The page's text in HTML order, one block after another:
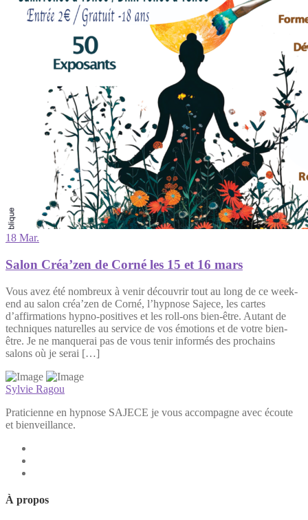
18 Mar.
Salon Créa’zen de Corné les 15 et 16 mars
Vous avez été nombreux à venir découvrir tout au long de ce week-
end au salon créa’zen de Corné, l’hypnose Sajece, les cartes
d’affirmations hypno-positives et les roll-ons bien-être. Autant de
techniques naturelles au service de vos émotions et de votre bien-
être. Je ne manquerai pas de vous tenir informés des prochains
salons où je serai […]
Sylvie Ragou
Praticienne en hypnose SAJECE je vous accompagne avec écoute
et bienveillance.
À propos